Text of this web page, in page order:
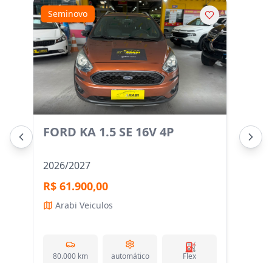
Seminovo
FORD KA 1.5 SE 16V 4P
2026/2027
R$ 61.900,00
Arabi Veiculos
80.000 km automático
⛽
Flex